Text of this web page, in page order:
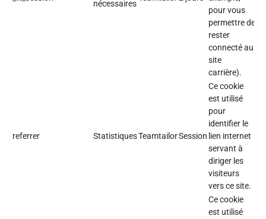
nécessaires
pour vous
permettre de
rester
connecté au
site
carrière).
referrer StatistiquesTeamtailorSession
Ce cookie
est utilisé
pour
identifier le
lien internet
servant à
diriger les
visiteurs
vers ce site.
Ce cookie
est utilisé